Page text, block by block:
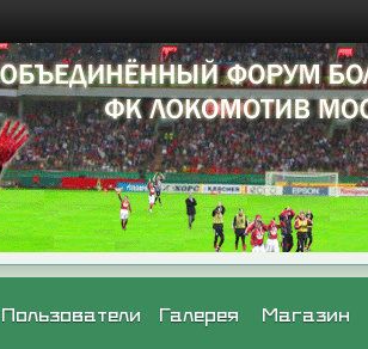
Галерея Магазин
Пользователи